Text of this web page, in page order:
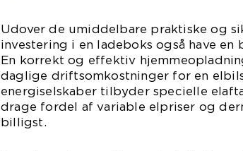
Udover de umiddelbare praktiske og
investering i en ladeboks også have
En korrekt og effektiv
daglige driftsomkostninger for en
energiselskaber tilbyder specielle
drage fordel af variable elpriser og
billigst.